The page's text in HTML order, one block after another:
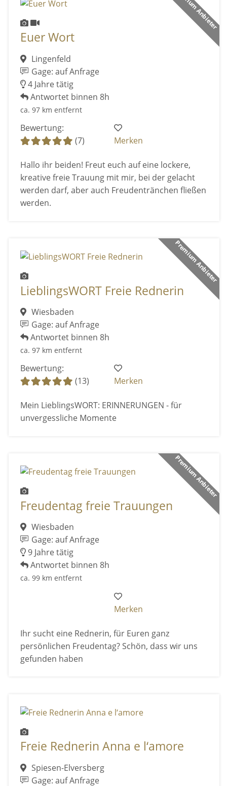
Euer Wort
Lingenfeld
Gage: auf Anfrage
4 Jahre tätig
Antwortet binnen 8h
ca. 97 km entfernt
Bewertung:
(7)
Merken
Hallo ihr beiden! Freut euch auf eine lockere,
kreative freie Trauung mit mir, bei der gelacht
werden darf, aber auch Freudentränchen fließen
werden.
Premium Anbieter
LieblingsWORT Freie Rednerin
Wiesbaden
Gage: auf Anfrage
Antwortet binnen 8h
ca. 97 km entfernt
Bewertung:
(13)
Merken
Mein LieblingsWORT: ERINNERUNGEN - für
unvergessliche Momente
Premium Anbieter
Freudentag freie Trauungen
Wiesbaden
Gage: auf Anfrage
9 Jahre tätig
Antwortet binnen 8h
ca. 99 km entfernt
Merken
Ihr sucht eine Rednerin, für Euren ganz
persönlichen Freudentag? Schön, dass wir uns
gefunden haben
Freie Rednerin Anna e l‘amore
Spiesen-Elversberg
Gage: auf Anfrage